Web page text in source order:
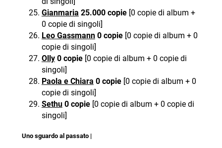
Gianmaria 25.000 copie [0 copie di album +
0 copie di singoli]
Leo Gassmann0 copie [0 copie di album + 0
copie di singoli]
Olly 0 copie [0 copie di album + 0 copie di
singoli]
Paola e Chiara 0 copie[0 copie di album + 0
copie di singoli]
Sethu0 copie [0 copie di album + 0 copie di
singoli]
Uno sguardo al passato |